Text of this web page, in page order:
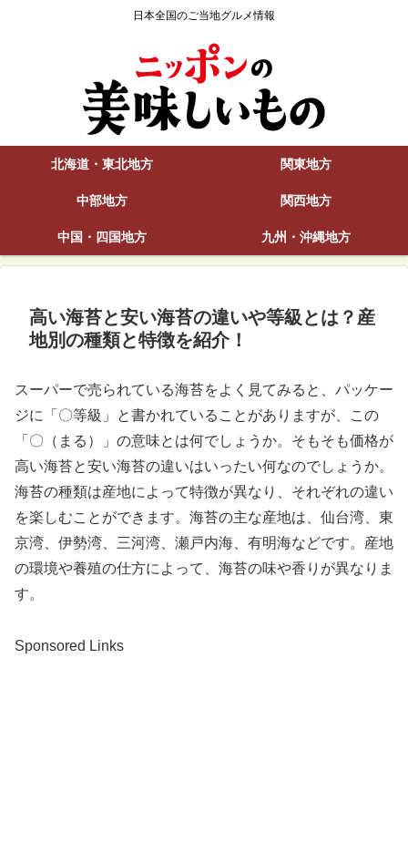
日本全国のご当地グルメ情報
北海道・東北地方 関東地方
中部地方 関西地方
中国・四国地方 九州・沖縄地方
高い海苔と安い海苔の違いや等級とは？産
地別の種類と特徴を紹介！
スーパーで売られている海苔をよく見てみると、パッケー
ジに「〇等級」と書かれていることがありますが、この
「〇（まる）」の意味とは何でしょうか。そもそも価格が
高い海苔と安い海苔の違いはいったい何なのでしょうか。
海苔の種類は産地によって特徴が異なり、それぞれの違い
を楽しむことができます。海苔の主な産地は、仙台湾、東
京湾、伊勢湾、三河湾、瀬戸内海、有明海などです。産地
の環境や養殖の仕方によって、海苔の味や香りが異なりま
す。
Sponsored Links